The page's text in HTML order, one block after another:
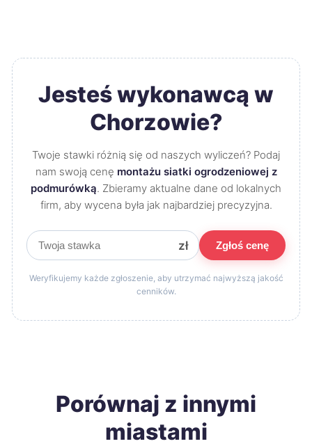
Jesteś wykonawcą w
Chorzowie?
Twoje stawki różnią się od naszych wyliczeń? Podaj
nam swoją cenę montażu siatki ogrodzeniowej z
podmurówką. Zbieramy aktualne dane od lokalnych
firm, aby wycena była jak najbardziej precyzyjna.
zł Zgłoś cenę
Weryfikujemy każde zgłoszenie, aby utrzymać najwyższą jakość
cenników.
Porównaj z innymi
miastami